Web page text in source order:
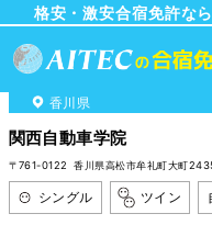
格安・激安合宿免許な
香川県
関西自動車学院
〒761-0122 香川県高松市牟礼町大町
シングル ツイン